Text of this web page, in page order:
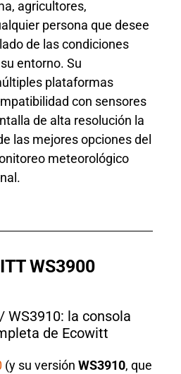
agricultores,
persona que desee
de las condiciones
entorno. Su
plataformas
con sensores
de alta resolución la
las mejores opciones del
meteorológico
WS3900
WS3910: la consola
de Ecowitt
(y su versión WS3910, que